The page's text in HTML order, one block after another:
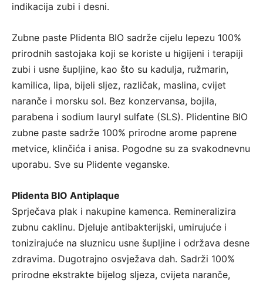
indikacija zubi i desni.
Zubne paste Plidenta BIO sadrže cijelu lepezu 100%
prirodnih sastojaka koji se koriste u higijeni i terapiji
zubi i usne šupljine, kao što su kadulja, ružmarin,
kamilica, lipa, bijeli sljez, različak, maslina, cvijet
naranče i morsku sol. Bez konzervansa, bojila,
parabena i sodium lauryl sulfate (SLS). Plidentine BIO
zubne paste sadrže 100% prirodne arome paprene
metvice, klinčića i anisa. Pogodne su za svakodnevnu
uporabu. Sve su Plidente veganske.
Plidenta BIO Antiplaque
Sprječava plak i nakupine kamenca. Remineralizira
zubnu caklinu. Djeluje antibakterijski, umirujuće i
tonizirajuće na sluznicu usne šupljine i održava desne
zdravima. Dugotrajno osvježava dah. Sadrži 100%
prirodne ekstrakte bijelog sljeza, cvijeta naranče,